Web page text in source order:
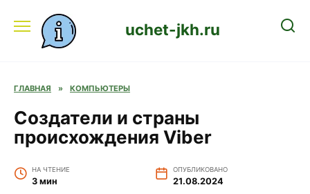
содержанию
uchet-jkh.ru
ГЛАВНАЯ » КОМПЬЮТЕРЫ
Создатели и страны
происхождения Viber
НА ЧТЕНИЕ
3 мин
ОПУБЛИКОВАНО
21.08.2024